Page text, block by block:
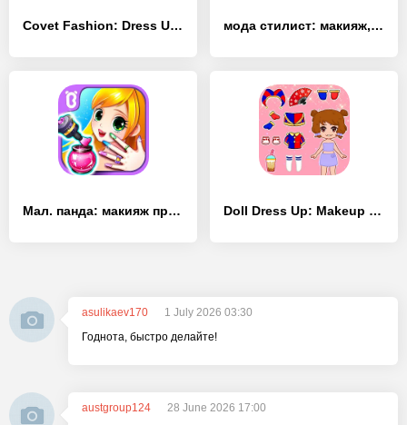
Covet Fashion: Dress Up Game - [Взлом/МОД Все открыто] мода стилист: макияж, одевалки - [Взлом/МОД Меню]
Мал. панда: макияж принцессы - [Взлом/МОД Все открыто] Doll Dress Up: Makeup Games - [Взлом/МОД Unlocked]
asulikaev170
1 July 2026 03:30
Годнота, быстро делайте!
austgroup124
28 June 2026 17:00